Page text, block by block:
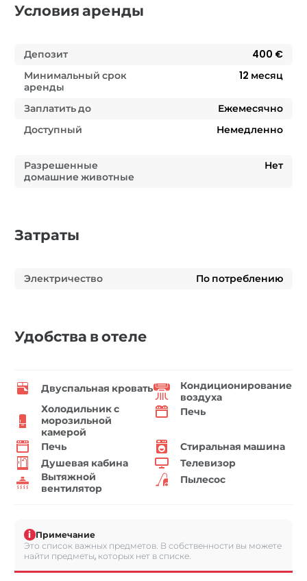
Условия аренды
Депозит
400 €
Минимальный срок
аренды
12 месяц
Заплатить до
Ежемесячно
Доступный
Немедленно
Разрешенные
домашние животные
Нет
Затраты
Электричество По потреблению
Удобства в отеле
Двуспальная кровать
Кондиционирование
воздуха
Холодильник с
морозильной
камерой
Печь
Печь
Стиральная машина
Душевая кабина
Телевизор
Вытяжной
вентилятор
Пылесос
i Примечание
Это список важных предметов. В собственности вы можете
найти предметы, которых нет в списке.